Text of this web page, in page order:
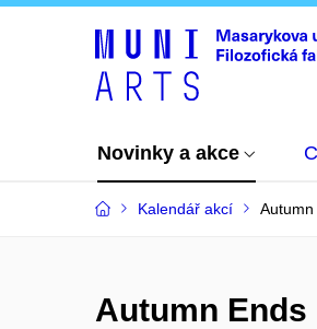
Novinky a akce
Kalendář akcí Autumn
Autumn Ends